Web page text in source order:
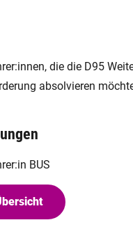
die die D95
absolvieren
BUS